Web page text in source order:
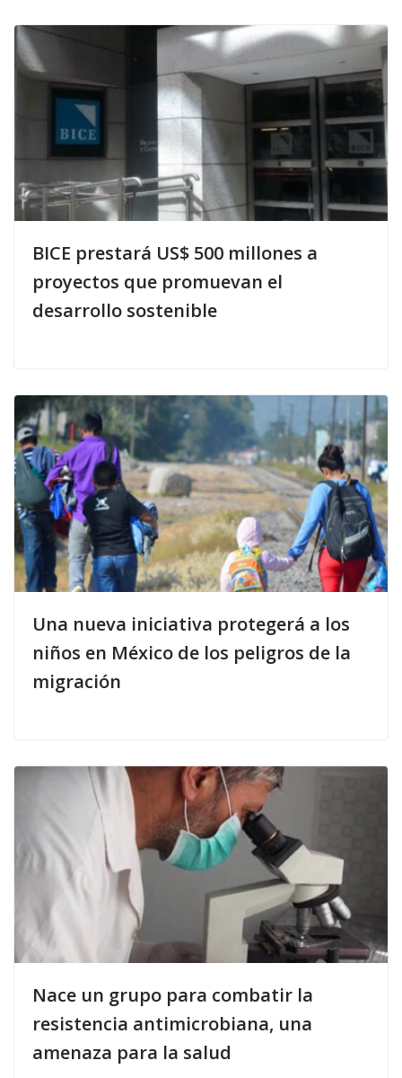
BICE prestará US$ 500 millones a
proyectos que promuevan el
desarrollo sostenible
Una nueva iniciativa protegerá a los
niños en México de los peligros de la
migración
Nace un grupo para combatir la
resistencia antimicrobiana, una
amenaza para la salud